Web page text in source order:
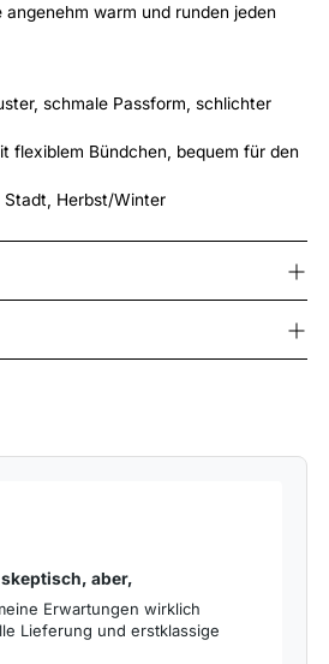
warm und runden jeden
schmale Passform, schlichter
flexiblem Bündchen, bequem für den
Stadt, Herbst/Winter
aber,
Erwartungen wirklich
Lieferung und erstklassige